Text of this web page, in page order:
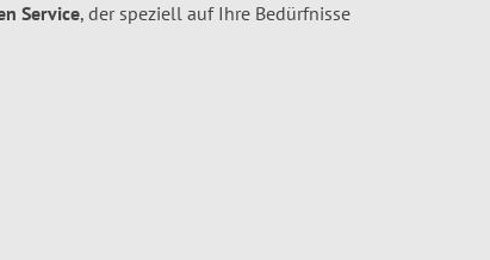
Service, der speziell auf Ihre Bedürfnisse